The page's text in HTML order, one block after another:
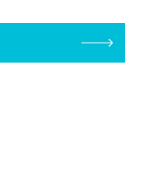
塁手)、持丸泰
捕手)など